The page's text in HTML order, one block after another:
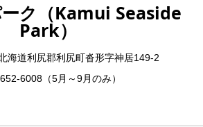
ク（Kamui Seaside
Park）
道利尻郡利尻町沓形字神居149-2
6008（5月～9月のみ）